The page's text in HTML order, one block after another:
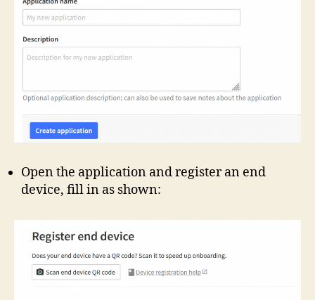
Open the application and register an end
device, fill in as shown: